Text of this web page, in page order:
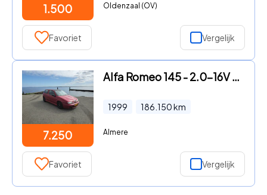
1.500 Oldenzaal (OV)
Favoriet Vergelijk
7.250
Alfa Romeo 145 - 2.0-16V T.Spark QV
1999 186.150km
Almere
Favoriet Vergelijk